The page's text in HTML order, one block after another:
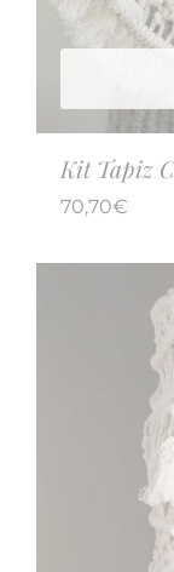
Kit Tapiz
70,70€